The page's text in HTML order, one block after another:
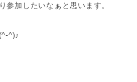
参加したいなぁと思います。
^)♪